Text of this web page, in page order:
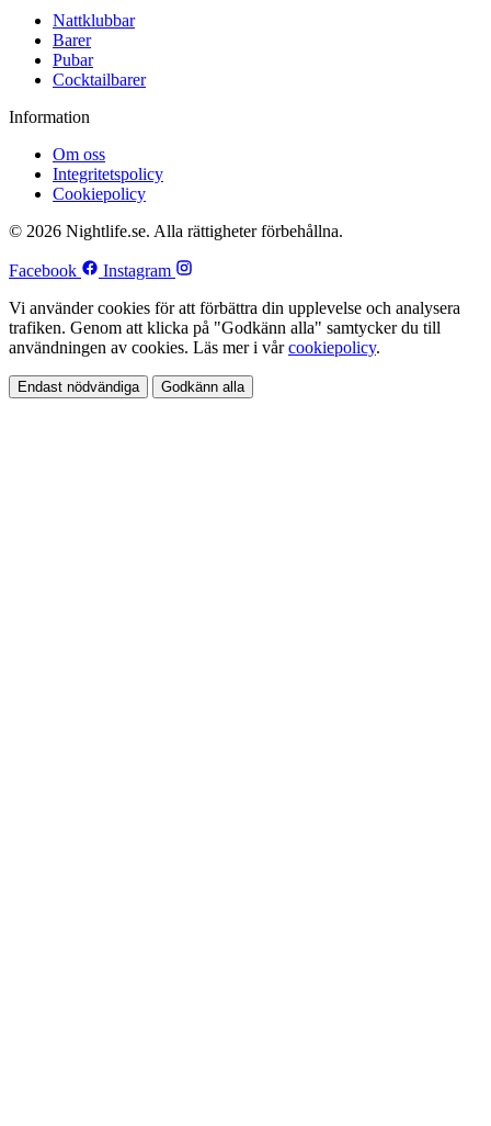
Nattklubbar
Barer
Pubar
Cocktailbarer
Information
Om oss
Integritetspolicy
Cookiepolicy
© 2026 Nightlife.se. Alla rättigheter förbehållna.
Facebook
Instagram
Vi använder cookies för att förbättra din upplevelse och analysera
trafiken. Genom att klicka på "Godkänn alla" samtycker du till
användningen av cookies. Läs mer i vårcookiepolicy.
Endast nödvändiga Godkänn alla